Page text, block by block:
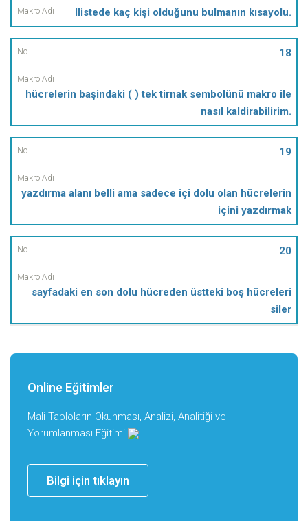
llistede kaç kişi olduğunu bulmanın kısayolu.
18
hücrelerin başindaki ( ) tek tirnak sembolünü makro ile
nasıl kaldirabilirim.
19
yazdırma alanı belli ama sadece içi dolu olan hücrelerin
içini yazdırmak
20
sayfadaki en son dolu hücreden üstteki boş hücreleri
siler
Online Eğitimler
Mali Tabloların Okunması, Analizi, Analitiği ve
Yorumlanması Eğitimi
Bilgi için tıklayın